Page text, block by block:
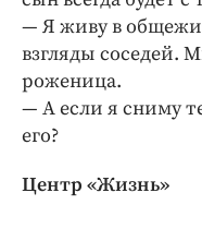
— Я живу в
взгляды соседей.
роженица.
— А если я сниму
его?
Центр «Жизнь»